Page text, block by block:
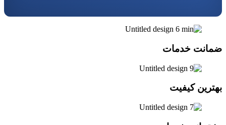
خدمات
کیفیت